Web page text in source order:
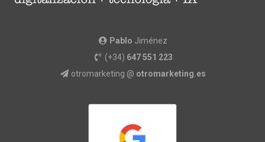
Pablo Jiménez
(+34) 647 551 223
otromarketing @ otromarketing.es